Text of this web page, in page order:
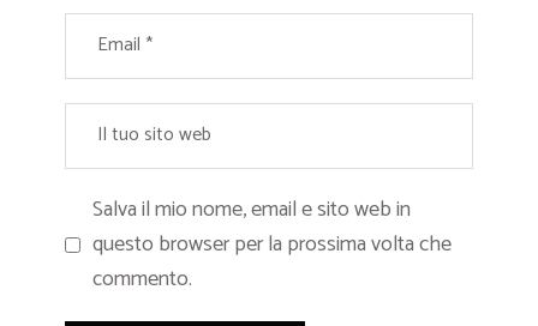
Salva il mio nome, email e sito web in
questo browser per la prossima volta che
commento.